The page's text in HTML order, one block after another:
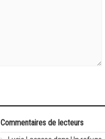
Commentaires de lecteurs